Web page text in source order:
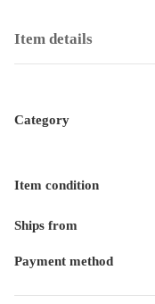
Item details
Category
Item condition
Ships from
Payment method